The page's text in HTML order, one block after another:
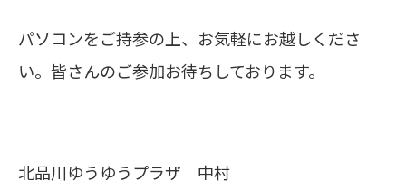
パソコンをご持参の上、お気軽にお越しくださ
い。皆さんのご参加お待ちしております。
北品川ゆうゆうプラザ 中村